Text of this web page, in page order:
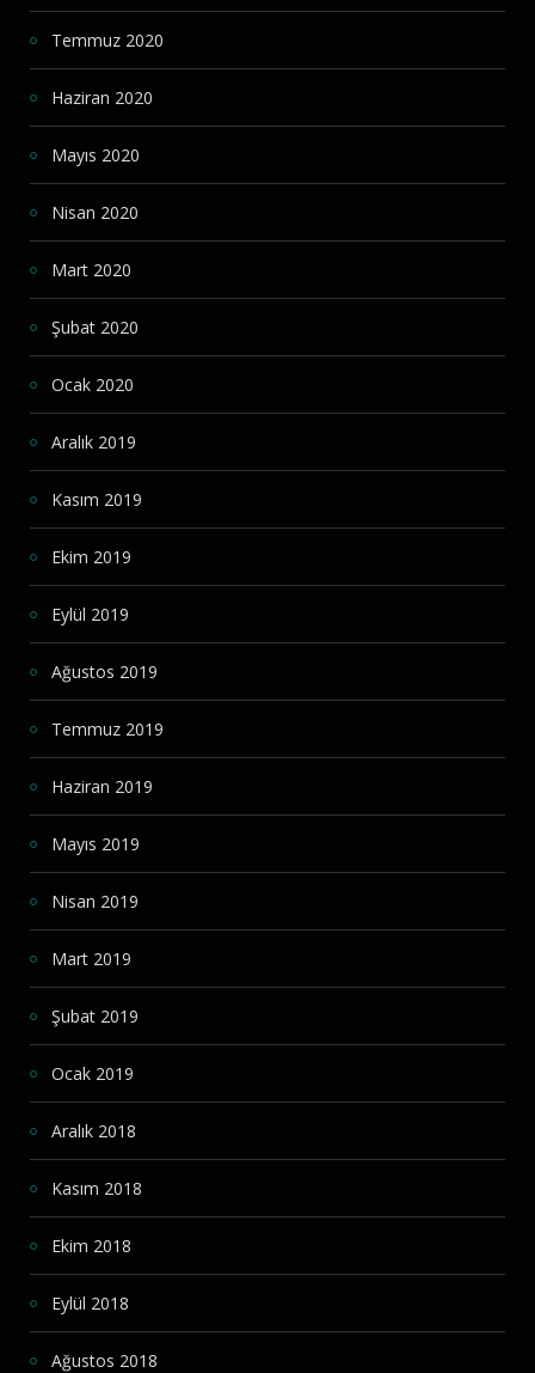
Temmuz 2020
Haziran 2020
Mayıs 2020
Nisan 2020
Mart 2020
Şubat 2020
Ocak 2020
Aralık 2019
Kasım 2019
Ekim 2019
Eylül 2019
Ağustos 2019
Temmuz 2019
Haziran 2019
Mayıs 2019
Nisan 2019
Mart 2019
Şubat 2019
Ocak 2019
Aralık 2018
Kasım 2018
Ekim 2018
Eylül 2018
Ağustos 2018